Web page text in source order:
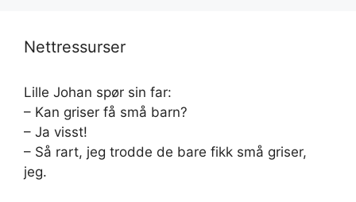
Nettressurser
Lille Johan spør sin far:
– Kan griser få små barn?
– Ja visst!
– Så rart, jeg trodde de bare fikk små griser,
jeg.